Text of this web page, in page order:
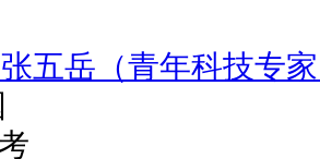
张五岳（青年科技专